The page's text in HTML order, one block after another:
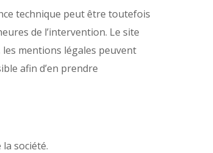
technique peut être toutefois
de l’intervention. Le site
mentions légales peuvent
afin d’en prendre
société.